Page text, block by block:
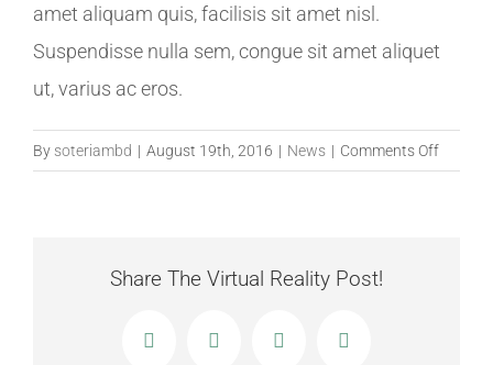
amet aliquam quis, facilisis sit amet nisl.
Suspendisse nulla sem, congue sit amet aliquet
ut, varius ac eros.
By soteriambd | August 19th, 2016 | News | Comments Offon
Share The Virtual Reality Post!
Facebook
X LinkedInEmail